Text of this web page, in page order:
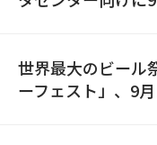
世界最大のビール
ーフェスト」、9